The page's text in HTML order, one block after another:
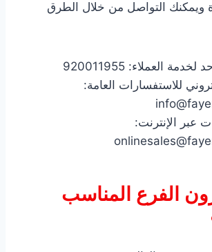
ويمكنك التواصل من خلال الطرق
العملاء: 920011955
للاستفسارات العامة:
عبر الإنترنت:
الفرع المناسب